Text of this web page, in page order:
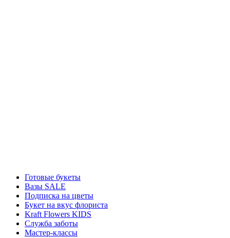
Готовые букеты
Вазы SALE
Подписка на цветы
Букет на вкус флориста
Kraft Flowers KIDS
Служба заботы
Мастер-классы